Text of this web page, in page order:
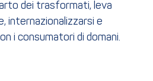
dei trasformati, leva
internazionalizzarsi e
i consumatori di domani.